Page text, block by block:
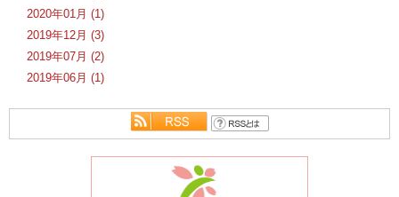
2020年01月 (1)
2019年12月 (3)
2019年07月 (2)
2019年06月 (1)